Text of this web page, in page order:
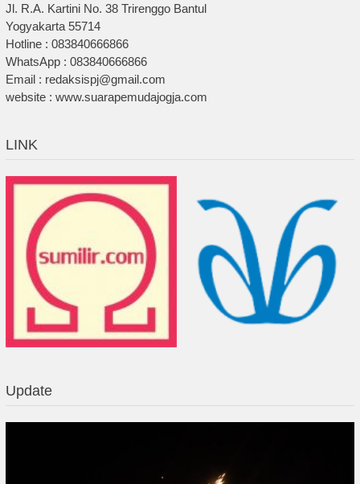
Jl. R.A. Kartini No. 38 Trirenggo Bantul
Yogyakarta 55714
Hotline : 083840666866
WhatsApp : 083840666866
Email : redaksispj@gmail.com
website : www.suarapemudajogja.com
LINK
Update